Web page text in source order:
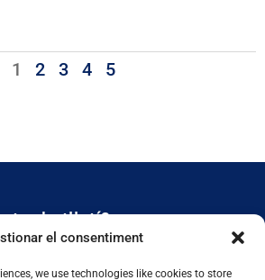
el consentiment
we use technologies like cookies to store
1 2 3 4 5
butlletí?
tota l’actualitat municipal